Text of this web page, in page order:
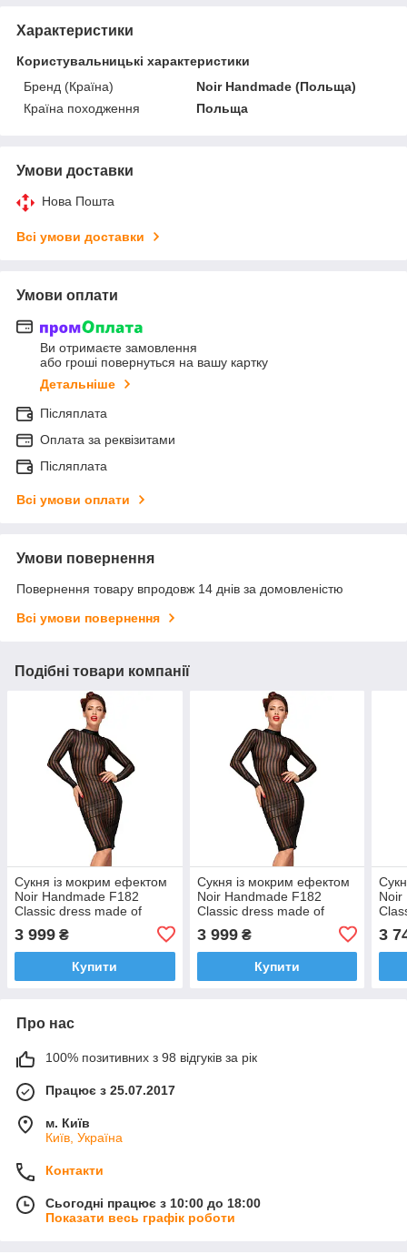
Характеристики
Користувальницькі характеристики
Бренд (Країна)
Noir Handmade (Польща)
Країна походження
Польща
Умови доставки
Нова Пошта
Всі умови доставки
Умови оплати
Ви отримаєте замовлення
або гроші повернуться на вашу картку
Детальніше
Післяплата
Оплата за реквізитами
Післяплата
Всі умови оплати
Умови повернення
Повернення товару впродовж 14 днів за домовленістю
Всі умови повернення
Подібні товари компанії
Сукня із мокрим ефектом
Noir Handmade F182
Classic dress made of
3 999 ₴
Купити
Сукня із мокрим ефектом
Noir Handmade F182
Classic dress made of
3 999₴
Купити
Noir
3
Про нас
100% позитивних з 98 відгуків за рік
Працює з 25.07.2017
м. Київ
Київ, Україна
Контакти
Сьогодні працює з 10:00 до 18:00
Показати весь графік роботи